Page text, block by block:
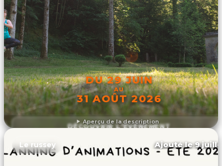
Aperçu de la description
DU 29 JUIN
AU
31 AOÛT 2026
DÉCOUVRIR L'ÉVÉNEMENT
Le russey Ajouté le 9